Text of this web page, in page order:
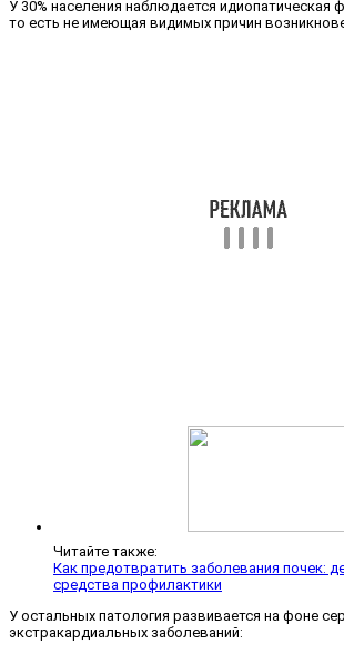
У 30% населения наблюдается идиопатическая
то есть не имеющая видимых причин
Читайте также:
Как предотвратить заболевания почек:
средства профилактики
У остальных патология развивается на фоне
экстракардиальных заболеваний: